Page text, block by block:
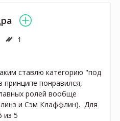
1
ставлю категорию "под
понравился,
ролей вообще
и Сэм Клаффлин).  Для
из 5